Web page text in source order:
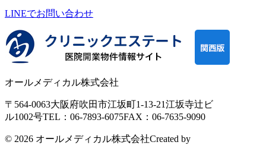
LINEでお問い合わせ
オールメディカル株式会社
〒564-0063大阪府吹田市江坂町1-13-21江坂寺辻ビ
ル1002号TEL：06-7893-6075FAX：06-7635-9090
© 2026 オールメディカル株式会社Created by